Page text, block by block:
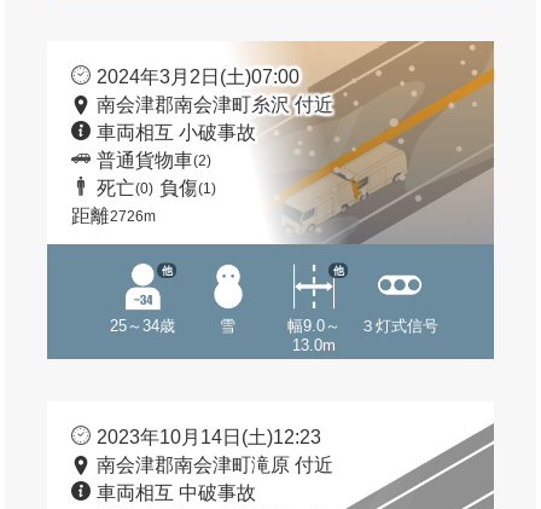
2024年3月2日(土)07:00
南会津郡南会津町糸沢 付近
車両相互 小破事故
普通貨物車(2)
死亡(0) 負傷(1)
距離2726m
25～34歳
他
雪
幅9.0～
13.0m
他
３灯式信号
2023年10月14日(土)12:23
南会津郡南会津町滝原 付近
車両相互 中破事故